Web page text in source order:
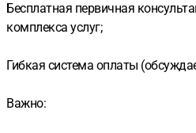
Бесплатная первичная
комплекса услуг;
Гибкая система оплаты
Важно: